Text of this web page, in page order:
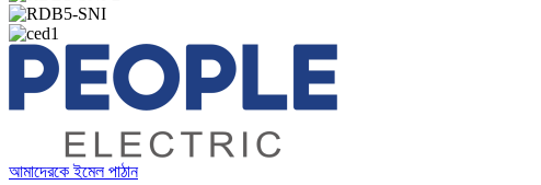
আমাদেরকে ইমেল পাঠান